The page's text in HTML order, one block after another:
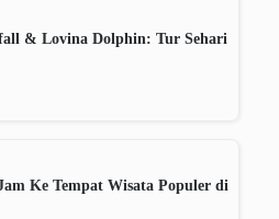
& Lovina Dolphin: Tur Sehari
Ke Tempat Wisata Populer di